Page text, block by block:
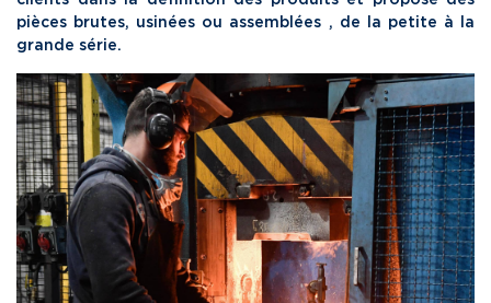
pièces brutes, usinées ou assemblées , de la petite à la
grande série.